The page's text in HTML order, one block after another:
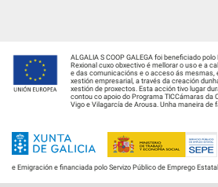
ALGALIA S COOP GALEGA foi beneficiado
Rexional cuxo obxectivo é mellorar o uso e a
e das comunicacións e o acceso ás mesmas,
xestión empresarial, a través da creación
xestión de proxectos. Esta acción tivo lugar
contou co apoio do Programa TICCámaras da
Vigo e Vilagarcía de Arousa. Unha maneira de
e Emigración e financiada polo Servizo Público de Emprego